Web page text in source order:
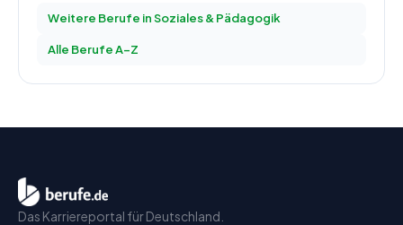
Weitere Berufe inSoziales & Pädagogik
Alle Berufe A–Z
Das Karriereportal für Deutschland.